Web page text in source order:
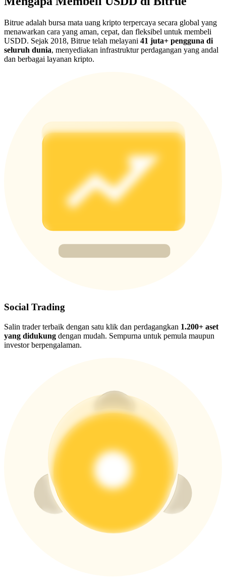
Share 500000 CASHCAT prize pool
USDT New User Exclusive 10% APR
BTC New User Exclusive: 6.5% APR
BTC Flexible Staking | Daily Rewards
Lebih Banyak Acara
Bitrue adalah bursa mata uang kripto terpercaya secara global yang
menawarkan cara yang aman, cepat, dan fleksibel untuk membeli
USDD. Sejak 2018, Bitrue telah melayani 41 juta+ pengguna di
seluruh dunia, menyediakan infrastruktur perdagangan yang andal
dan berbagai layanan kripto.
Social Trading
Salin trader terbaik dengan satu klik dan perdagangkan 1.200+ aset
yang didukung dengan mudah. Sempurna untuk pemula maupun
investor berpengalaman.